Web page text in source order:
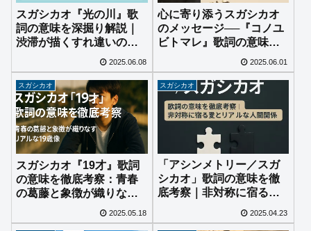
スガシカオ『光の川』歌
詞の意味を深掘り解説｜
渋滞が描くすれ違いのラ
2025.06.08
心に寄り添うスガシカオ
のメッセージ──『コノユ
ビトマレ』歌詞の意味を
2025.06.01
スガシカオ
スガシカオ『19才』歌詞
の意味を徹底考察：青春
の葛藤と象徴が織りなす
2025.05.18
スガシカオ
「アシンメトリー／スガ
シカオ」歌詞の意味を徹
底考察｜非対称に宿る愛
2025.04.23